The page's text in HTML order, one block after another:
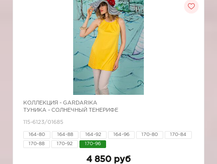
КОЛЛЕКЦИЯ - GARDARIKA
ТУНИКА - СОЛНЕЧНЫЙ ТЕНЕРИФЕ
115-6123/01685
164-80 164-88 164-92 164-96 170-80 170-84
170-88 170-92 170-96
4 850 руб